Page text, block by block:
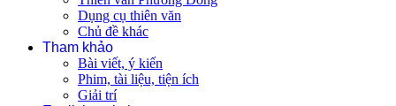
Dụng cụ thiên văn
Chủ đề khác
Tham khảo
Bài viết, ý kiến
Phim, tài liệu, tiện ích
Giải trí